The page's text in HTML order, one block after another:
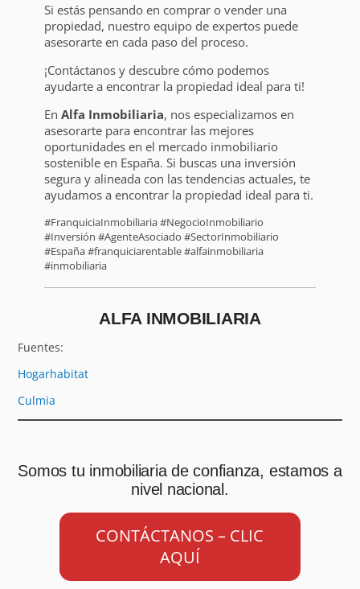
Si estás pensando en comprar o vender una
propiedad, nuestro equipo de expertos puede
asesorarte en cada paso del proceso.
¡Contáctanos y descubre cómo podemos
ayudarte a encontrar la propiedad ideal para ti!
En Alfa Inmobiliaria, nos especializamos en
asesorarte para encontrar las mejores
oportunidades en el mercado inmobiliario
sostenible en España. Si buscas una inversión
segura y alineada con las tendencias actuales, te
ayudamos a encontrar la propiedad ideal para ti.
#FranquiciaInmobiliaria #NegocioInmobiliario
#Inversión #AgenteAsociado #SectorInmobiliario
#España #franquiciarentable #alfainmobiliaria
#inmobiliaria
ALFA INMOBILIARIA
Fuentes:
Hogarhabitat
Culmia
Somos tu inmobiliaria de confianza, estamos a
nivel nacional.
CONTÁCTANOS – CLIC
AQUÍ